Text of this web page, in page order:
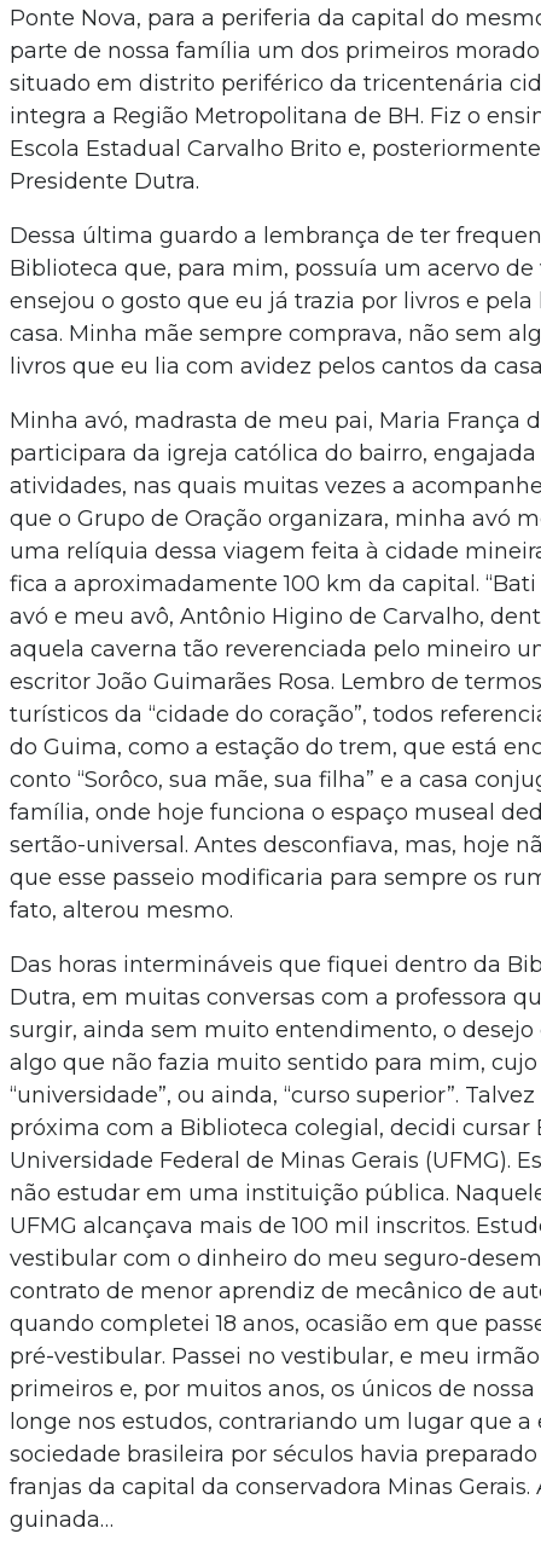
Ponte Nova, para a periferia da capital do
parte de nossa família um dos primeiros
situado em distrito periférico da tricentenária
integra a Região Metropolitana de BH. Fiz o
Escola Estadual Carvalho Brito e,
Presidente Dutra.
Dessa última guardo a lembrança de ter
Biblioteca que, para mim, possuía um acervo
ensejou o gosto que eu já trazia por livros e
casa. Minha mãe sempre comprava, não sem
livros que eu lia com avidez pelos cantos da
Minha avó, madrasta de meu pai, Maria França
participara da igreja católica do bairro,
atividades, nas quais muitas vezes a
que o Grupo de Oração organizara, minha avó
uma relíquia dessa viagem feita à cidade
fica a aproximadamente 100 km da capital.
avó e meu avô, Antônio Higino de Carvalho,
aquela caverna tão reverenciada pelo mineiro
escritor João Guimarães Rosa. Lembro de
turísticos da “cidade do coração”, todos
do Guima, como a estação do trem, que está
conto “Sorôco, sua mãe, sua filha” e a casa
família, onde hoje funciona o espaço museal
sertão-universal. Antes desconfiava, mas, hoje
que esse passeio modificaria para sempre os
fato, alterou mesmo.
Das horas intermináveis que fiquei dentro da
Dutra, em muitas conversas com a professora
surgir, ainda sem muito entendimento, o desejo
algo que não fazia muito sentido para mim, cujo
“universidade”, ou ainda, “curso superior”.
próxima com a Biblioteca colegial, decidi
Universidade Federal de Minas Gerais (UFMG).
não estudar em uma instituição pública.
UFMG alcançava mais de 100 mil inscritos.
vestibular com o dinheiro do meu seguro-
contrato de menor aprendiz de mecânico de
quando completei 18 anos, ocasião em que
pré-vestibular. Passei no vestibular, e meu
primeiros e, por muitos anos, os únicos de
longe nos estudos, contrariando um lugar que
sociedade brasileira por séculos havia
franjas da capital da conservadora Minas
guinada…